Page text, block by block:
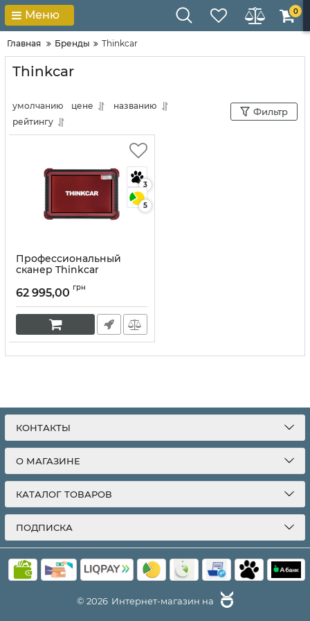
Меню 0
Главная Бренды Thinkcar
Thinkcar
умолчанию цене
названию
рейтингу
Фильтр
3
5
Профессиональный
сканер Thinkcar
Артикул:10053
62 995,00 грн
КОНТАКТЫ
О МАГАЗИНЕ
КАТАЛОГ ТОВАРОВ
ПОДПИСКА
© 2026 Интернет-магазин на